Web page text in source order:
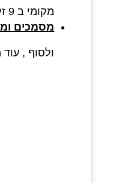
מקומי ב 9 זלוטי ויש לכם גוגל מאפס ווייז. רק לא לשכוח כבל וחיבור לרכב..
מסמכים
ולסוף ,